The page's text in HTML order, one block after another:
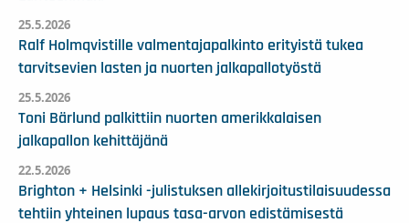
25.5.2026
Ralf Holmqvistille valmentajapalkinto erityistä tukea
tarvitsevien lasten ja nuorten jalkapallotyöstä
25.5.2026
Toni Bärlund palkittiin nuorten amerikkalaisen
jalkapallon kehittäjänä
22.5.2026
Brighton + Helsinki -julistuksen allekirjoitustilaisuudessa
tehtiin yhteinen lupaus tasa-arvon edistämisestä